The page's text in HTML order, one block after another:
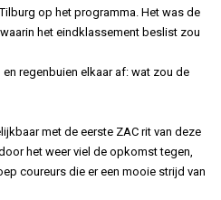
op het programma. Het was de
het eindklassement beslist zou
regenbuien elkaar af: wat zou de
met de eerste ZAC rit van deze
het weer viel de opkomst tegen,
coureurs die er een mooie strijd van